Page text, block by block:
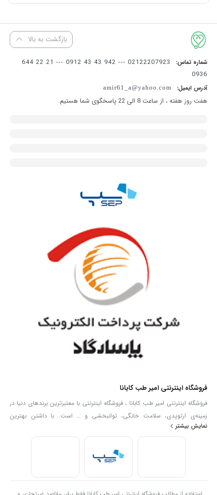
بازگشت به بالا
شماره تماس:
02122207923 --- 942 43 43 0912 --- 21 22 644
0936
آدرس ایمیل: amir61_a@yahoo.com
هفت روز هفته ، از ساعت 8 الی 22 پاسخگوی شما هستیم.
فروشگاه اینترنتی امیر طب کابانا
فروشگاه اینترنتی امیر طب کابانا ، فروشگاه اینترنتی با معتبرترین برندهای دنیا در
زمینه‌ی ارتوپدی، سلامت خانگی، توانبخشی و … است. با داشتن بهترین
کارشناسان فروش در زمینه تجهیزات پزشکی توانایی ارائه هرگونه مشاوره و خدمات
در رابطه با انتخاب و فروش تجهیزات پزشکی را به عموم مردم دارا می‌‌‌‌باشد. با
ضمانت پایین ترین قیمت و ضمانت اصلالت کالا .امیر طب کابانا
نمایش بیشتر